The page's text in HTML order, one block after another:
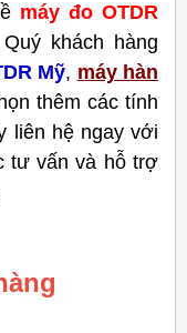
máy đo OTDR
khách hàng
Mỹ, máy hàn
thêm các tính
liên hệ ngay với
tư vấn và hỗ trợ